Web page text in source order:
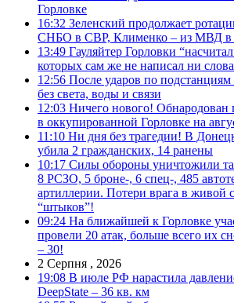
Горловке
16:32 Зеленский продолжает
СНБО в СВР, Клименко – из МВД
13:49 Гауляйтер Горловки
которых сам же не написал ни слова
12:56 После ударов по
без света, воды и связи
12:03 Ничего нового! Обнародован
в оккупированной Горловке на
11:10 Ни дня без трагедии! В
убила 2 гражданских, 14 ранены
10:17 Силы обороны уничтожили
8 РСЗО, 5 броне-, 6 спец-, 485
артиллерии. Потери врага в живой
“штыков”!
09:24 На ближайшей к Горловке
провели 20 атак, больше всего их
– 30!
2 Серпня , 2026
19:08 В июле РФ нарастила
DeepState – 36 кв. км